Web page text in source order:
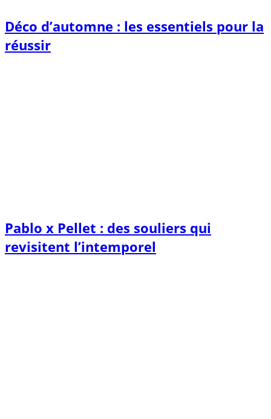
Déco d’automne : les essentiels pour la
réussir
Pablo x Pellet : des souliers qui
revisitent l’intemporel